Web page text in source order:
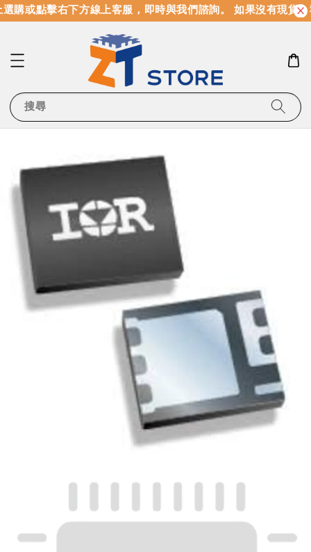
購或點擊右下方線上客服，即時與我們諮詢。 如果沒有現貨
搜尋